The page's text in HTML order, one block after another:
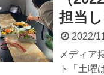
担当し
2022/
メディア
ト「土曜